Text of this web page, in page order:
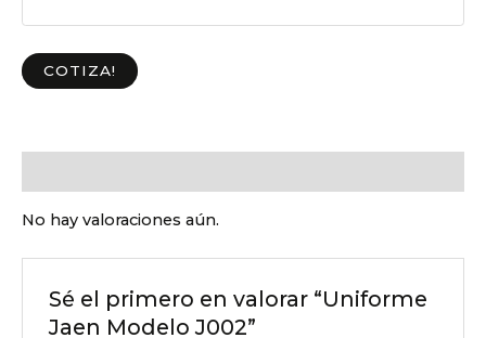
COTIZA!
No hay valoraciones aún.
Sé el primero en valorar “Uniforme
Jaen Modelo J002”